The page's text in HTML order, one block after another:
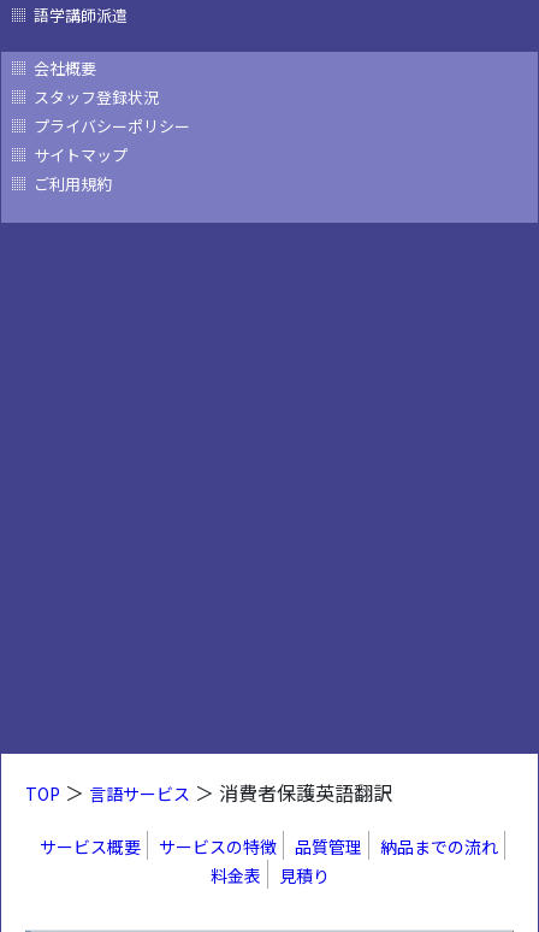
TOP ＞ 言語サービス ＞ 消費者保護英語翻訳
サービス概要 サービスの特徴 品質管理
納品までの流れ
料金表
見積り